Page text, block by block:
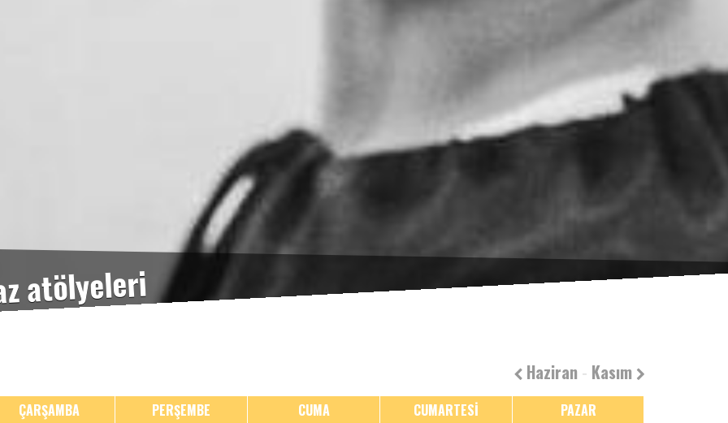
Haziran - Kasım
ÇARŞAMBA PERŞEMBE CUMA CUMARTESİ PAZAR